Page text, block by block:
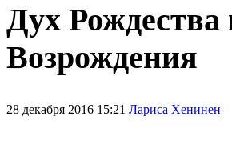
Дух Рождества
Возрождения
28 декабря 2016 15:21 Лариса Хенинен